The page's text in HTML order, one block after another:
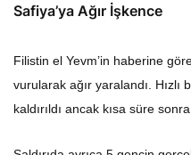
Safiya’ya Ağır İşkence
Filistin el Yevm’in haberine
vurularak ağır yaralandı. Hızlı
kaldırıldı ancak kısa süre